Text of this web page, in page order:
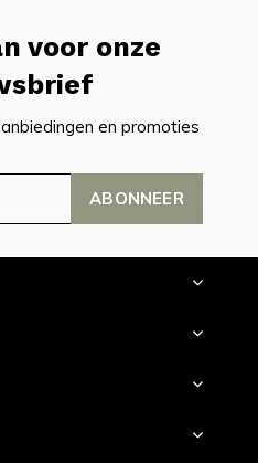
voor onze
en promoties
ABONNEER